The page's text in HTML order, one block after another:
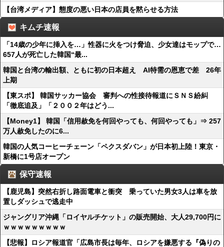
【台湾メディア】態度の悪い日本の店員を黙らせる方法
キムチ速報
「14歳の少年に挿入を…」性器に火をつけ脅迫、少女達はモップで…
657人が死亡した韓国“最...
韓国と台湾の輸出額、ともに初の日本超え AI特需の恩恵で差 26年
上期
【東スポ】 韓国サッカー協会 審判への性接待報道にＳＮＳ紛糾
「徹底追及」「２００２年はどう...
【Money1】 韓国「信用赦免を何回やっても、何回やっても」⇒ 257
万人赦免したのに6...
韓国の人気コーヒーチェーン「ペクスダバン」が日本初上陸！東京・
新橋に1号店オープン
保守速報
【鹿児島】突然右折し路面電車と衝突 乗っていた男女3人は車を放
置しダッシュで逃走中
ジャングリア沖縄「ロイヤルチケット」の販売開始、大人29,700円に
ｗｗｗｗｗｗｗｗｗ
【悲報】ロシア報道官「広島市長は毎年、ロシアを嫌悪する『偽りの